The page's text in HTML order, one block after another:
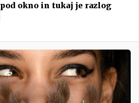
pod okno in tukaj je razlog